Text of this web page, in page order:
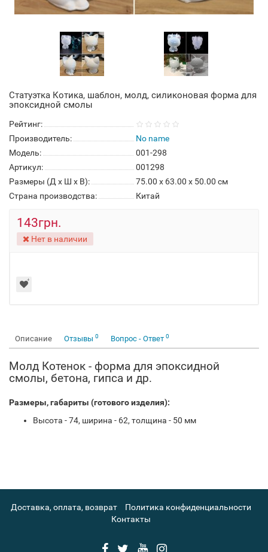
Статуэтка Котика, шаблон, молд, силиконовая форма для
эпоксидной смолы
Рейтинг:
Производитель:
No name
Модель:
001-298
Артикул:
001298
Размеры (Д x Ш x В):
75.00 x 63.00 x 50.00 см
Страна производства:
Китай
143грн.
Нет в наличии
Описание Отзывы 0 Вопрос - Ответ 0
Молд Котенок - форма для эпоксидной
смолы, бетона, гипса и др.
Размеры, габариты (готового изделия):
Высота - 74, ширина - 62, толщина - 50 мм
Доставка, оплата, возврат
Политика конфиденциальности
Контакты